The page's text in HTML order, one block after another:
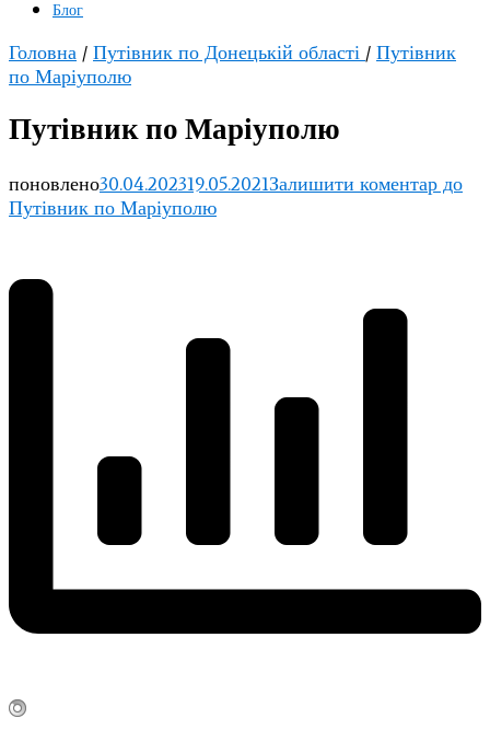
Блог
Головна / Путівник по Донецькій області / Путівник
по Маріуполю
Путівник по Маріуполю
поновлено30.04.202319.05.2021Залишити коментар до
Путівник по Маріуполю